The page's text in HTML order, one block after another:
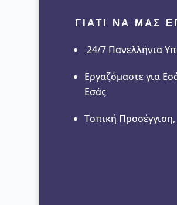
ΓΙΑΤΙ ΝΑ ΜΑΣ
24/7 Πανελλήνια
Εργαζόμαστε για
Εσάς
Τοπική